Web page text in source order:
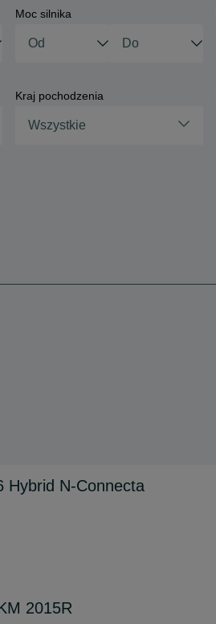
Moc silnika
Kraj pochodzenia
Wszystkie
Hybrid N-Connecta
2015R